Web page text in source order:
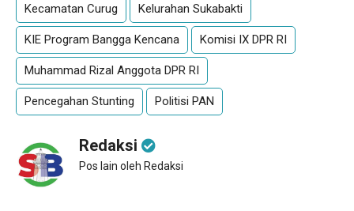
Kecamatan Curug Kelurahan Sukabakti
KIE Program Bangga Kencana Komisi IX DPR RI
Muhammad Rizal Anggota DPR RI
Pencegahan Stunting Politisi PAN
Redaksi
Pos lain oleh Redaksi